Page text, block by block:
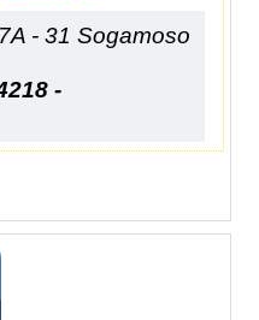
- 31 Sogamoso
-